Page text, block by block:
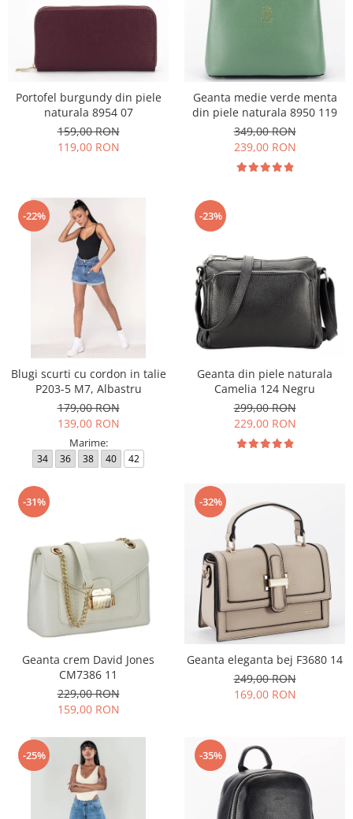
Portofel burgundy din piele
naturala 8954 07
159,00 RON
119,00 RON
Geanta medie verde menta
din piele naturala 8950 119
349,00 RON
239,00 RON
-22%
Blugi scurti cu cordon in talie
P203-5 M7, Albastru
179,00 RON
139,00 RON
Marime:
34 36 38 40 42
-23%
Geanta din piele naturala
Camelia 124 Negru
299,00 RON
229,00 RON
-31%
Geanta crem David Jones
CM7386 11
229,00 RON
159,00 RON
-32%
Geanta eleganta bej F3680 14
249,00 RON
169,00 RON
-25% -35%